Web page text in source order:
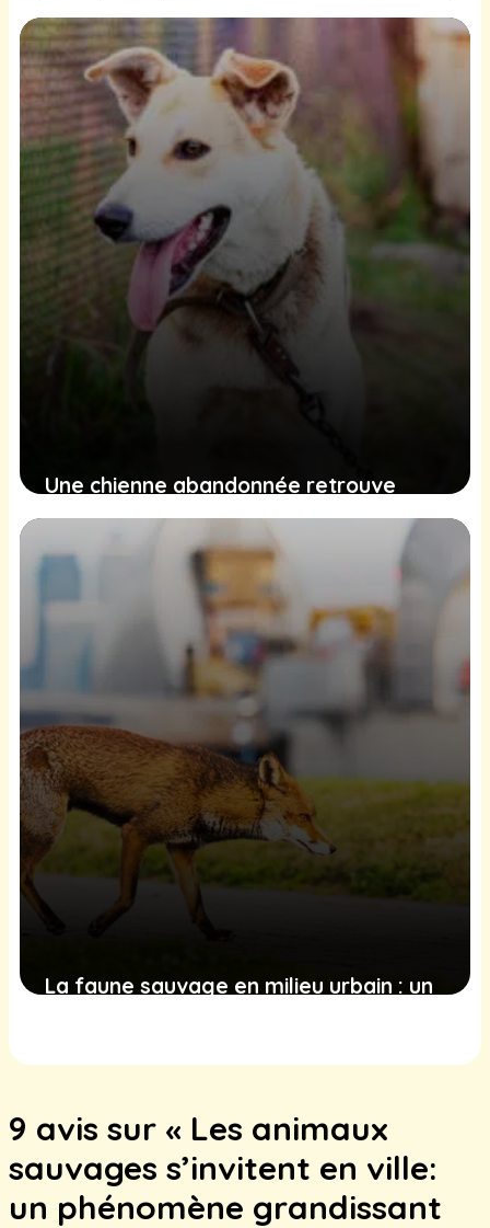
clinique vétérinaire ?
4 octobre 2025
Une chienne abandonnée retrouve
espoir et affection dans un refuge
éloigné
La faune sauvage en milieu urbain : un
16 février 2025
9 avis sur « Les animaux
sauvages s’invitent en ville:
un phénomène grandissant